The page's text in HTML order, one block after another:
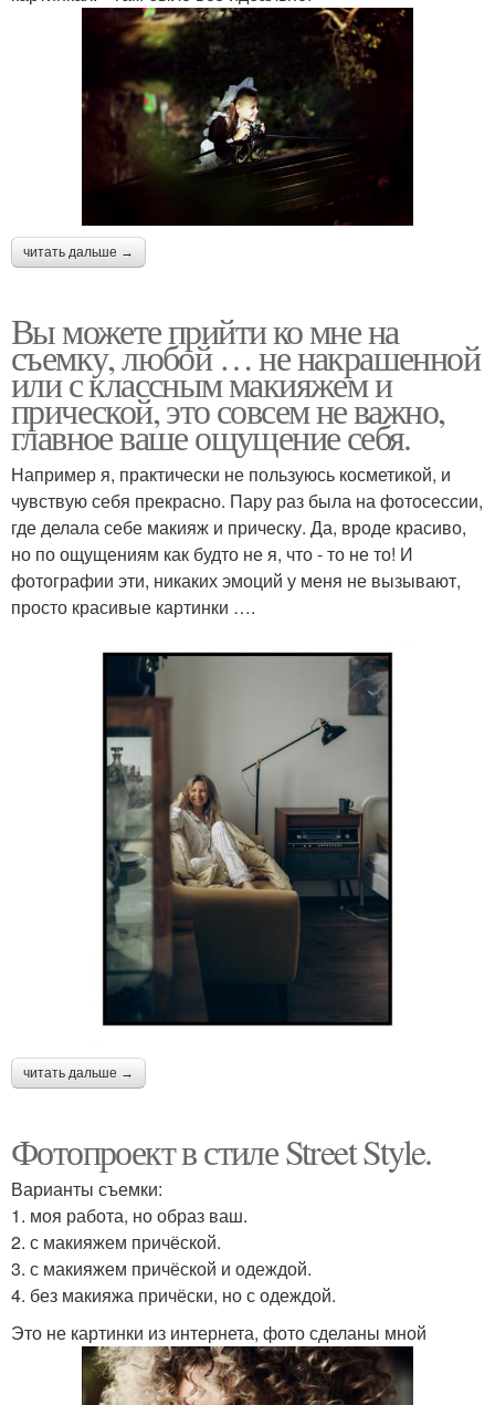
читать дальше →
Вы можете прийти ко мне на
съемку, любой … не накрашенной
или с классным макияжем и
прической, это совсем не важно,
главное ваше ощущение себя.
Например я, практически не пользуюсь косметикой, и
чувствую себя прекрасно. Пару раз была на фотосессии,
где делала себе макияж и прическу. Да, вроде красиво,
но по ощущениям как будто не я, что - то не то! И
фотографии эти, никаких эмоций у меня не вызывают,
просто красивые картинки ….
читать дальше →
Фотопроект в стиле Street Style.
Варианты съемки:
1. моя работа, но образ ваш.
2. с макияжем причёской.
3. с макияжем причёской и одеждой.
4. без макияжа причёски, но с одеждой.
Это не картинки из интернета, фото сделаны мной